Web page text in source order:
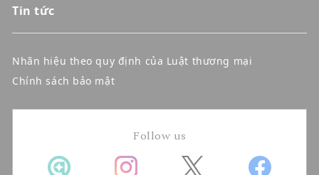
Tin tức
Follow us
Nhãn hiệu theo quy định của Luật thương mại
Chính sách bảo mật